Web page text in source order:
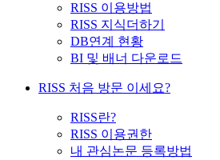
RISS 이용방법
RISS 지식더하기
DB연계 현황
BI 및 배너 다운로드
RISS 처음 방문 이세요?
RISS란?
RISS 이용권한
내 관심논문 등록방법